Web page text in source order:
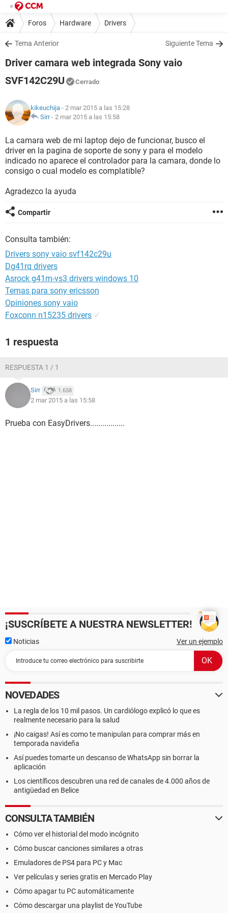
Foros Hardware Drivers
Tema Anterior Siguiente Tema
Driver camara web integrada Sony vaio
SVF142C29U
Cerrado
kikeuchija - 2 mar 2015 a las 15:28
Sirr- 2 mar 2015 a las 15:58
La camara web de mi laptop dejo de funcionar, busco el
driver en la pagina de soporte de sony y para el modelo
indicado no aparece el controlador para la camara, donde lo
consigo o cual modelo es complatible?
Agradezco la ayuda
Compartir
Consulta también:
Drivers sony vaio svf142c29u
Dg41rq drivers
Asrock g41m-vs3 drivers windows 10
Temas para sony ericsson
Opiniones sony vaio
Foxconn n15235 drivers ✓
1 respuesta
RESPUESTA 1 / 1
Sirr 1.658
2 mar 2015 a las 15:58
Prueba con EasyDrivers.................
¡SUSCRÍBETE A NUESTRA NEWSLETTER!
Noticias Ver un ejemplo
NOVEDADES
La regla de los 10 mil pasos. Un cardiólogo explicó lo que es
realmente necesario para la salud
¡No caigas! Así es como te manipulan para comprar más en
temporada navideña
Así puedes tomarte un descanso de WhatsApp sin borrar la
aplicación
Los científicos descubren una red de canales de 4.000 años de
antigüedad en Belice
CONSULTA TAMBIÉN
Cómo ver el historial del modo incógnito
Cómo buscar canciones similares a otras
Emuladores de PS4 para PC y Mac
Ver películas y series gratis en Mercado Play
Cómo apagar tu PC automáticamente
Cómo descargar una playlist de YouTube